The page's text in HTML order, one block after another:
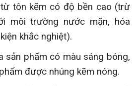
tôn kẽm có độ bền cao (trừ
môi trường nước mặn, hóa
khắc nghiệt).
sản phẩm có màu sáng bóng,
được nhúng kẽm nóng.